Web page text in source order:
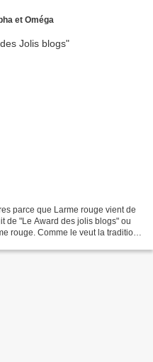
et Oméga
parce que Larme rouge vient de
de "Le Award des jolis blogs" ou
rouge. Comme le veut la tradition,